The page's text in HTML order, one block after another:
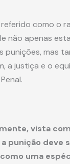
como o
não apenas
punições, mas
a justiça e o
vista
punição
uma